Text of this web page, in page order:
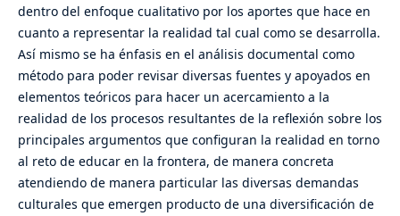
dentro del enfoque cualitativo por los aportes que hace en
cuanto a representar la realidad tal cual como se desarrolla.
Así mismo se ha énfasis en el análisis documental como
método para poder revisar diversas fuentes y apoyados en
elementos teóricos para hacer un acercamiento a la
realidad de los procesos resultantes de la reflexión sobre los
principales argumentos que configuran la realidad en torno
al reto de educar en la frontera, de manera concreta
atendiendo de manera particular las diversas demandas
culturales que emergen producto de una diversificación de